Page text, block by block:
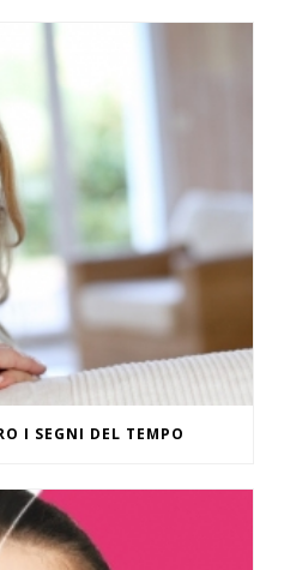
I SEGNI DEL TEMPO